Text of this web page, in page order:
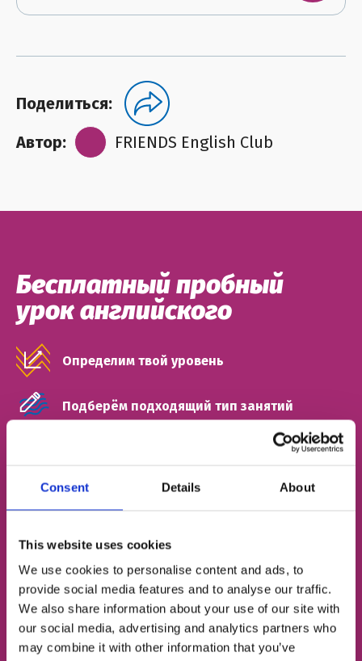
Consent Details About
This website uses cookies
We use cookies to personalise content and ads, to
provide social media features and to analyse our traffic.
We also share information about your use of our site with
our social media, advertising and analytics partners who
may combine it with other information that you’ve
Поделиться:
Автор:
FRIENDS English Club
Бесплатный пробный
урок английского
Определим твой уровень
Подберём подходящий тип занятий
Познакомим с твоим будущим френд-
НОМЕР ТЕЛЕФОНА
ЭЛЕКТРОННАЯ ПОЧТА